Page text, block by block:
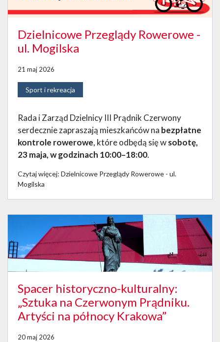
Dzielnicowe Przeglądy Rowerowe -
ul. Mogilska
21 maj 2026
Sport i rekreacja
Rada i Zarząd Dzielnicy III Prądnik Czerwony
serdecznie zapraszają mieszkańców na bezpłatne
kontrole rowerowe, które odbędą się wsobotę,
23 maja, w godzinach 10:00–18:00.
Czytaj więcej: Dzielnicowe Przeglądy Rowerowe - ul.
Mogilska
Spacer historyczno-kulturalny:
„Sztuka na Czerwonym Prądniku.
Artyści na północy Krakowa”
20 maj 2026